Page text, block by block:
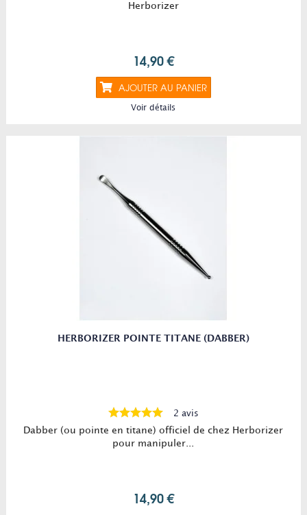
Herborizer
14,90 €
AJOUTER AU PANIER
Voir détails
HERBORIZER POINTE TITANE (DABBER)
2 avis
Dabber (ou pointe en titane) officiel de chez Herborizer
pour manipuler...
14,90 €